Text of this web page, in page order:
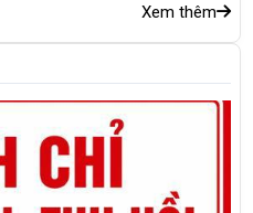
Xem thêm